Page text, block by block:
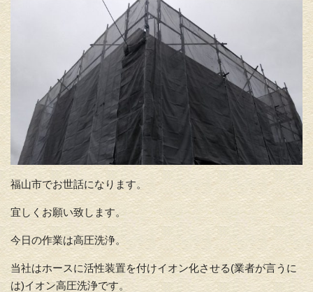
福山市でお世話になります。
宜しくお願い致します。
今日の作業は高圧洗浄。
当社はホースに活性装置を付けイオン化させる(業者が言うに
は)イオン高圧洗浄です。